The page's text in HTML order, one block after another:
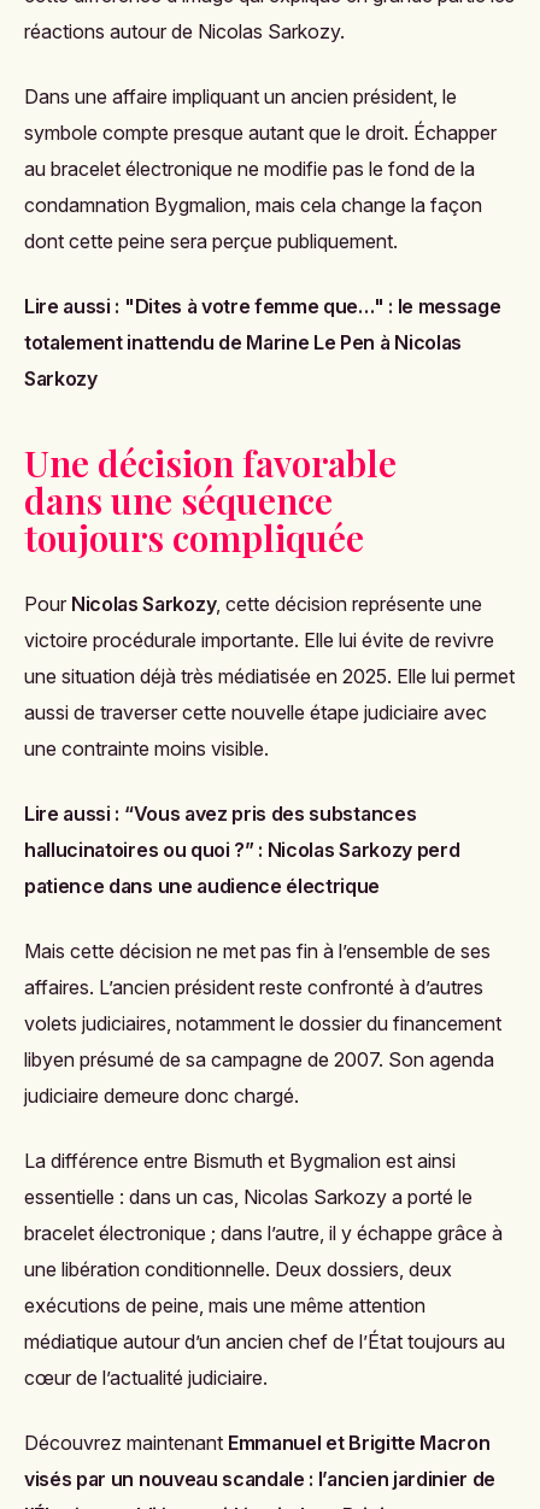
réactions autour de Nicolas Sarkozy.
Dans une affaire impliquant un ancien président, le
symbole compte presque autant que le droit. Échapper
au bracelet électronique ne modifie pas le fond de la
condamnation Bygmalion, mais cela change la façon
dont cette peine sera perçue publiquement.
Lire aussi : "Dites à votre femme que…" : le message
totalement inattendu de Marine Le Pen à Nicolas
Sarkozy
Une décision favorable
dans une séquence
toujours compliquée
Pour Nicolas Sarkozy, cette décision représente une
victoire procédurale importante. Elle lui évite de revivre
une situation déjà très médiatisée en 2025. Elle lui permet
aussi de traverser cette nouvelle étape judiciaire avec
une contrainte moins visible.
Lire aussi : “Vous avez pris des substances
hallucinatoires ou quoi ?” : Nicolas Sarkozy perd
patience dans une audience électrique
Mais cette décision ne met pas fin à l’ensemble de ses
affaires. L’ancien président reste confronté à d’autres
volets judiciaires, notamment le dossier du financement
libyen présumé de sa campagne de 2007. Son agenda
judiciaire demeure donc chargé.
La différence entre Bismuth et Bygmalion est ainsi
essentielle : dans un cas, Nicolas Sarkozy a porté le
bracelet électronique ; dans l’autre, il y échappe grâce à
une libération conditionnelle. Deux dossiers, deux
exécutions de peine, mais une même attention
médiatique autour d’un ancien chef de l’État toujours au
cœur de l’actualité judiciaire.
Découvrez maintenant Emmanuel et Brigitte Macron
visés par un nouveau scandale : l’ancien jardinier de